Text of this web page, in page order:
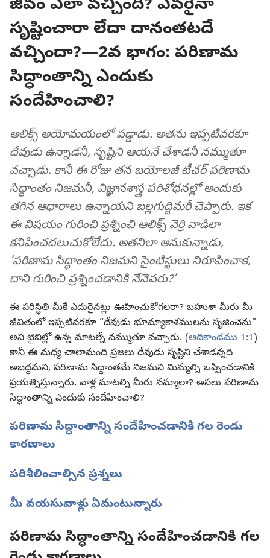
జీవం ఎలా వచ్చింది? ఎవరైనా
సృష్టించారా లేదా దానంతటదే
వచ్చిందా?—2వ భాగం: పరిణామ
సిద్ధాంతాన్ని ఎందుకు
సందేహించాలి?
ఆలిక్స్‌ అయోమయంలో పడ్డాడు. అతను ఇప్పటివరకూ
దేవుడు ఉన్నాడనీ, సృష్టిని ఆయనే చేశాడనీ నమ్ముతూ
వచ్చాడు. కానీ ఈ రోజు తన బయోలజీ టీచర్‌ పరిణామ
సిద్ధాంతం నిజమనీ, విజ్ఞానశాస్త్ర పరిశోధనల్లో అందుకు
తగిన ఆధారాలు ఉన్నాయని బల్లగుద్దిమరీ చెప్పారు. ఇక
ఈ విషయం గురించి ప్రశ్నించి ఆలిక్స్‌ వెర్రి వాడిలా
కనిపించదలుచుకోలేదు. అతనిలా అనుకున్నాడు,
‘పరిణామ సిద్ధాంతం నిజమని సైంటిస్టులు నిరూపించాక,
దాని గురించి ప్రశ్నించడానికి నేనెవరు?’
ఈ పరిస్థితి మీకే ఎదురైనట్లు ఊహించుకోగలరా? బహుశా మీరు మీ
జీవితంలో ఇప్పటివరకూ “దేవుడు భూమ్యాకాశములను సృజించెను”
అని బైబిల్లో ఉన్న మాటల్నే నమ్ముతూ వచ్చారు. (ఆదికాండము 1:1)
కానీ ఈ మధ్య చాలామంది ప్రజలు దేవుడు సృష్టిని చేశాడన్నది
అబద్ధమని, పరిణామ సిద్ధాంతమే నిజమని మిమ్మల్ని ఒప్పించడానికి
ప్రయత్నిస్తున్నారు. వాళ్ల మాటల్ని మీరు నమ్మాలా? అసలు పరిణామ
సిద్ధాంతాన్ని ఎందుకు సందేహించాలి?
పరిణామ సిద్ధాంతాన్ని సందేహించడానికి గల రెండు
కారణాలు
పరిశీలించాల్సిన ప్రశ్నలు
మీ వయసువాళ్లు ఏమంటున్నారు
పరిణామ సిద్ధాంతాన్ని సందేహించడానికి గల